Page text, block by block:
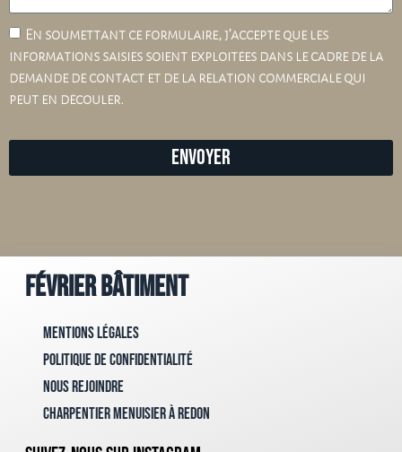
En soumettant ce formulaire, j’accepte que les
informations saisies soient exploitées dans le cadre de la
demande de contact et de la relation commerciale qui
peut en découler.
Envoyer
Février Bâtiment
Mentions Légales
Politique de confidentialité
Nous rejoindre
Charpentier menuisier à Redon